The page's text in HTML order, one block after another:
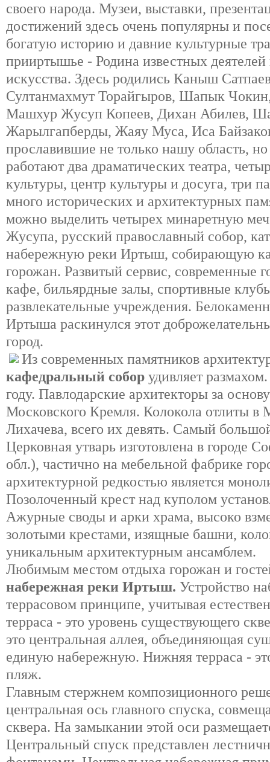
своего народа. Музеи, выставки,
достижений здесь очень популярны и
богатую историю и давние культурные
прииртышье - Родина известных
искусства. Здесь родились Каныш
Султанмахмут Торайгыров, Шапык
Машхур Жусуп Копеев, Дихан Абилев,
Жарылгапберды, Жаяу Муса, Иса
прославившие не только нашу область,
работают два драматических театра,
культуры, центр культуры и досуга, три
много исторических и архитектурных
можно выделить четырех минаретную
Жусупа, русский православный собор,
набережную реки Иртыш, собирающую
горожан. Развитый сервис, современные
кафе, бильярдные залы, спортивные
развлекательные учреждения.
Иртыша раскинулся этот
город.
Из современных памятников
кафедральный собор удивляет
году. Павлодарские архитекторы за
Московского Кремля. Колокола отлиты в
Лихачева, всего их девять. Самый
Церковная утварь изготовлена в городе
обл.), частично на мебельной фабрике
архитектурной редкостью является
Позолоченный крест над куполом
Ажурные своды и арки храма, высоко
золотыми крестами, изящные башни,
уникальным архитектурным ансамблем.
Любимым местом отдыха горожан и
набережная реки Иртыш. Устройство
террасовом принципе, учитывая
терраса - это уровень существующего
это центральная аллея, объединяющая
единую набережную. Нижняя терраса -
пляж.
Главным стержнем композиционного
центральная ось главного спуска,
сквера. На замыкании этой оси
Центральный спуск представлен